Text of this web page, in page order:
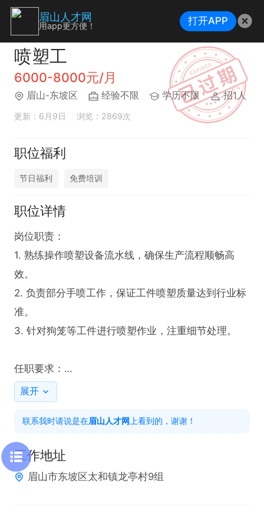
喷塑工
6000-8000元/月
眉山-东坡区 经验不限 学历不限 招1人
更新：6月9日 浏览：2869次
职位福利
节日福利 免费培训
职位详情
岗位职责：
1. 熟练操作喷塑设备流水线，确保生产流程顺畅高
效。
2. 负责部分手喷工作，保证工件喷塑质量达到行业标
准。
3. 针对狗笼等工件进行喷塑作业，注重细节处理。
任职要求：
1. 熟悉喷塑设备流水线操作流程，具备实际操作经
2. 掌握手喷技能，能够独立完成手喷工作任务。
3. 对狗笼等工件喷塑有一定了解，能够保证喷塑效
果。
展开
联系我时请说是在眉山人才网 上看到的，谢谢！
工作地址
眉山市东坡区太和镇龙亭村9组
眉山人才网
用app更方便！ 打开APP